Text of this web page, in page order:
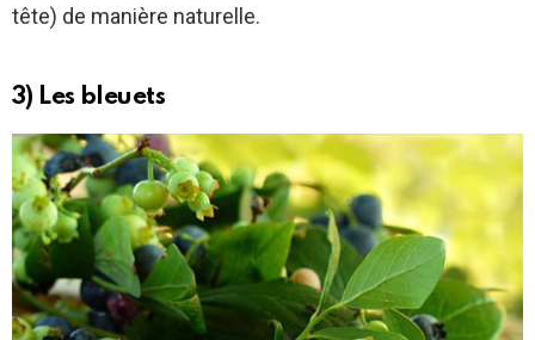
tête) de manière naturelle.
3) Les bleuets